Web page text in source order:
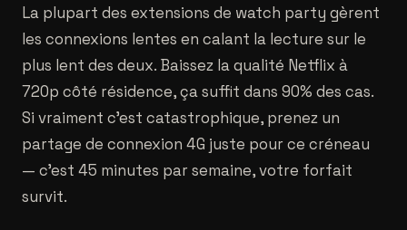
La plupart des extensions de watch party gèrent
les connexions lentes en calant la lecture sur le
plus lent des deux. Baissez la qualité Netflix à
720p côté résidence, ça suffit dans 90% des cas.
Si vraiment c'est catastrophique, prenez un
partage de connexion 4G juste pour ce créneau
— c'est 45 minutes par semaine, votre forfait
survit.